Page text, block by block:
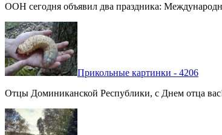
ООН сегодня объявил два праздника:
Прикольные картинки - 4206
Отцы Доминиканской Республики, с Днем отца